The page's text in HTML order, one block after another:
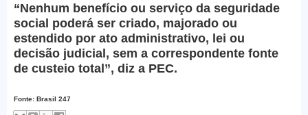
“Nenhum benefício ou serviço da seguridade
social poderá ser criado, majorado ou
estendido por ato administrativo, lei ou
decisão judicial, sem a correspondente fonte
de custeio total”, diz a PEC.
Fonte: Brasil 247